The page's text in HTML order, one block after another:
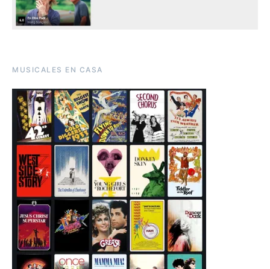
MUSICALES EN CASA